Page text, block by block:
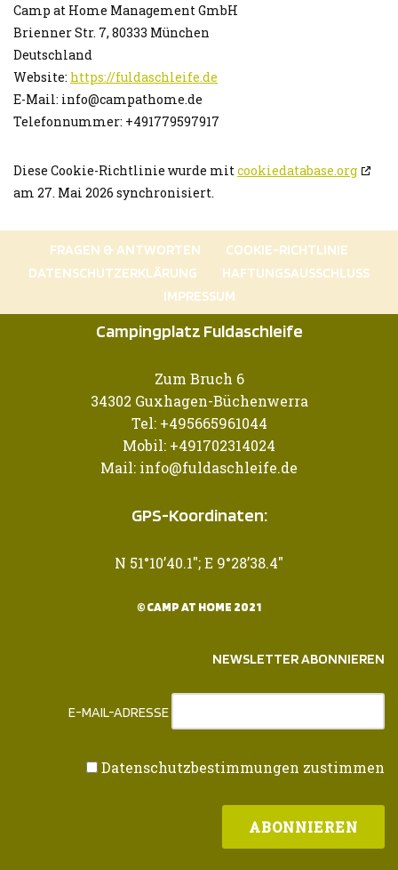
Camp at Home Management GmbH
Brienner Str. 7, 80333 München
Deutschland
Website: https://fuldaschleife.de
E-Mail: info@campathome.de
Telefonnummer: +491779597917
Diese Cookie-Richtlinie wurde mitcookiedatabase.org
am 27. Mai 2026 synchronisiert.
FRAGEN & ANTWORTEN
COOKIE-RICHTLINIE
DATENSCHUTZERKLÄRUNG
HAFTUNGSAUSSCHLUSS
IMPRESSUM
Campingplatz Fuldaschleife
Zum Bruch 6
34302 Guxhagen-Büchenwerra
Tel: +495665961044
Mobil: +491702314024
Mail: info@fuldaschleife.de
GPS-Koordinaten:
N 51°10’40.1″; E 9°28’38.4″
© CAMP AT HOME 2021
NEWSLETTER ABONNIEREN
E-MAIL-ADRESSE
Datenschutzbestimmungen zustimmen